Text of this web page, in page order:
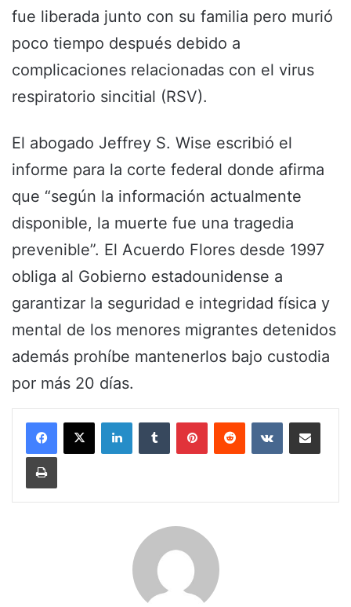
fue liberada junto con su familia pero murió
poco tiempo después debido a
complicaciones relacionadas con el virus
respiratorio sincitial (RSV).
El abogado Jeffrey S. Wise escribió el
informe para la corte federal donde afirma
que “según la información actualmente
disponible, la muerte fue una tragedia
prevenible”. El Acuerdo Flores desde 1997
obliga al Gobierno estadounidense a
garantizar la seguridad e integridad física y
mental de los menores migrantes detenidos
además prohíbe mantenerlos bajo custodia
por más 20 días.